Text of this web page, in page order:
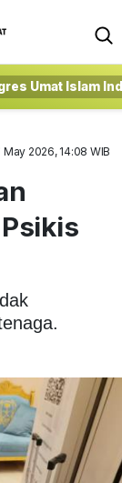
Umat Islam
May 2026, 14:08 WIB